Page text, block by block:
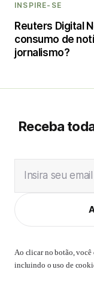
INSPIRE-SE
Reuters Digital
consumo de
jornalismo?
Receba
Insira seu email
Ao clicar no botão, você
incluindo o uso de